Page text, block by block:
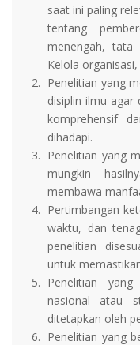
saat ini paling
tentang
menengah, tata
Kelola
2. Penelitian yang
disiplin ilmu agar
komprehensif
dihadapi.
3. Penelitian yang
mungkin
membawa
4. Pertimbangan
waktu, dan
penelitian
untuk
5. Penelitian
nasional atau
ditetapkan oleh
6. Penelitian yang